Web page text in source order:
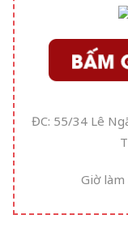
ĐC: 55/34 Lê
Giờ làm